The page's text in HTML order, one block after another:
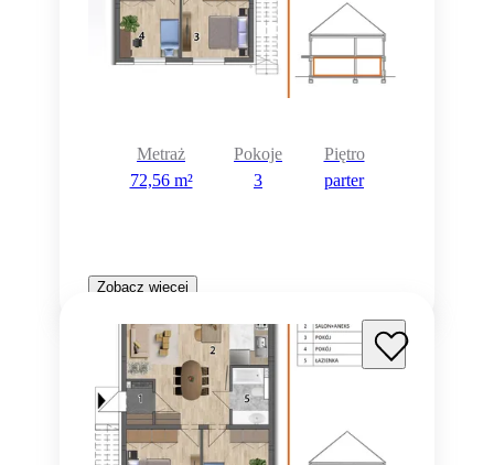
Metraż
72,56 m²
Pokoje
3
Piętro
parter
Zobacz więcej